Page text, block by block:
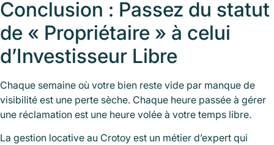
Conclusion : Passez du statut
de « Propriétaire » à celui
d’Investisseur Libre
Chaque semaine où votre bien reste vide par manque de
visibilité est une perte sèche. Chaque heure passée à gérer
une réclamation est une heure volée à votre temps libre.
La gestion locative au Crotoy est un métier d’expert qui